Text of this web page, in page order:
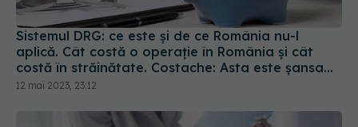
Sistemul DRG: ce este și de ce România nu-l
aplică. Cât costă o operație în România și cât
costă în străinătate. Costache: Asta este șansa
noastră
12 mai 2023, 23:12